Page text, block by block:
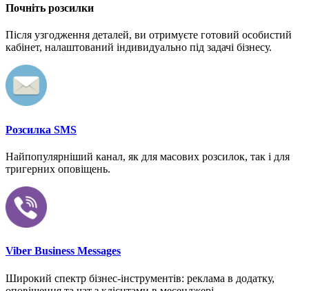
Почніть розсилки
Після узгодження деталей, ви отримуєте готовий особистий
кабінет, налаштований індивидуально під задачі бізнесу.
Розсилка SMS
Найпопулярніший канал, як для масових розсилок, так і для
тригерних оповіщень.
Viber Business Messages
Широкий спектр бізнес-інструментів: реклама в додатку,